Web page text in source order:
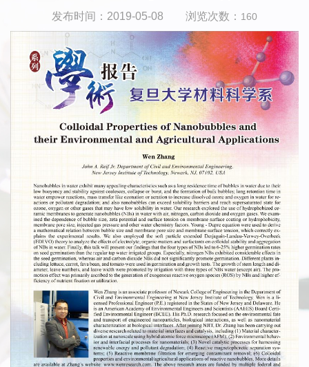
发布时间：2019-05-08 浏览次数： 160